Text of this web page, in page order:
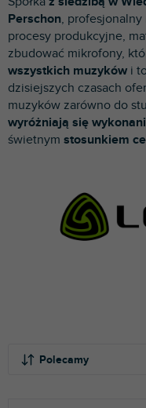
Perschon,
procesy produkcyjne,
zbudować mikrofony,
wszystkich muzyków i
dzisiejszych czasach
muzyków zarówno do
wyróżniają się
świetnym stosunkiem
Polecamy
p
r
o
d
u
k
t
ó
w